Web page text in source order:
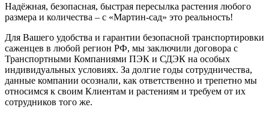
Надёжная, безопасная, быстрая пересылка растения любого
размера и количества – с «Мартин-сад» это реальность!
Для Вашего удобства и гарантии безопасной транспортировки
саженцев в любой регион РФ, мы заключили договора с
Транспортными Компаниями ПЭК и СДЭК на особых
индивидуальных условиях. За долгие годы сотрудничества,
данные компании осознали, как ответственно и трепетно мы
относимся к своим Клиентам и растениям и требуем от их
сотрудников того же.